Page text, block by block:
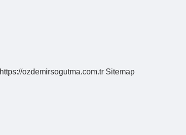
https://ozdemirsogutma.com.tr Sitemap